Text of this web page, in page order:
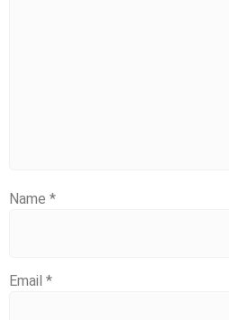
Name *
Email *